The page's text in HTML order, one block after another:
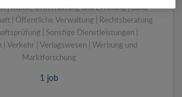
| Kunst, Unterhaltung und Erholung | Land-
| Öffentliche Verwaltung | Rechtsberatung
| Sonstige Dienstleistungen |
| Verkehr | Verlagswesen | Werbung und
Marktforschung
1 job